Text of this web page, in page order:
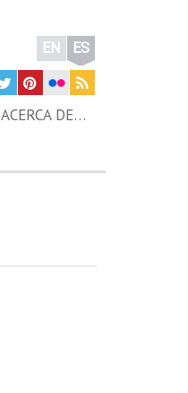
EN ES
ACERCA DE…